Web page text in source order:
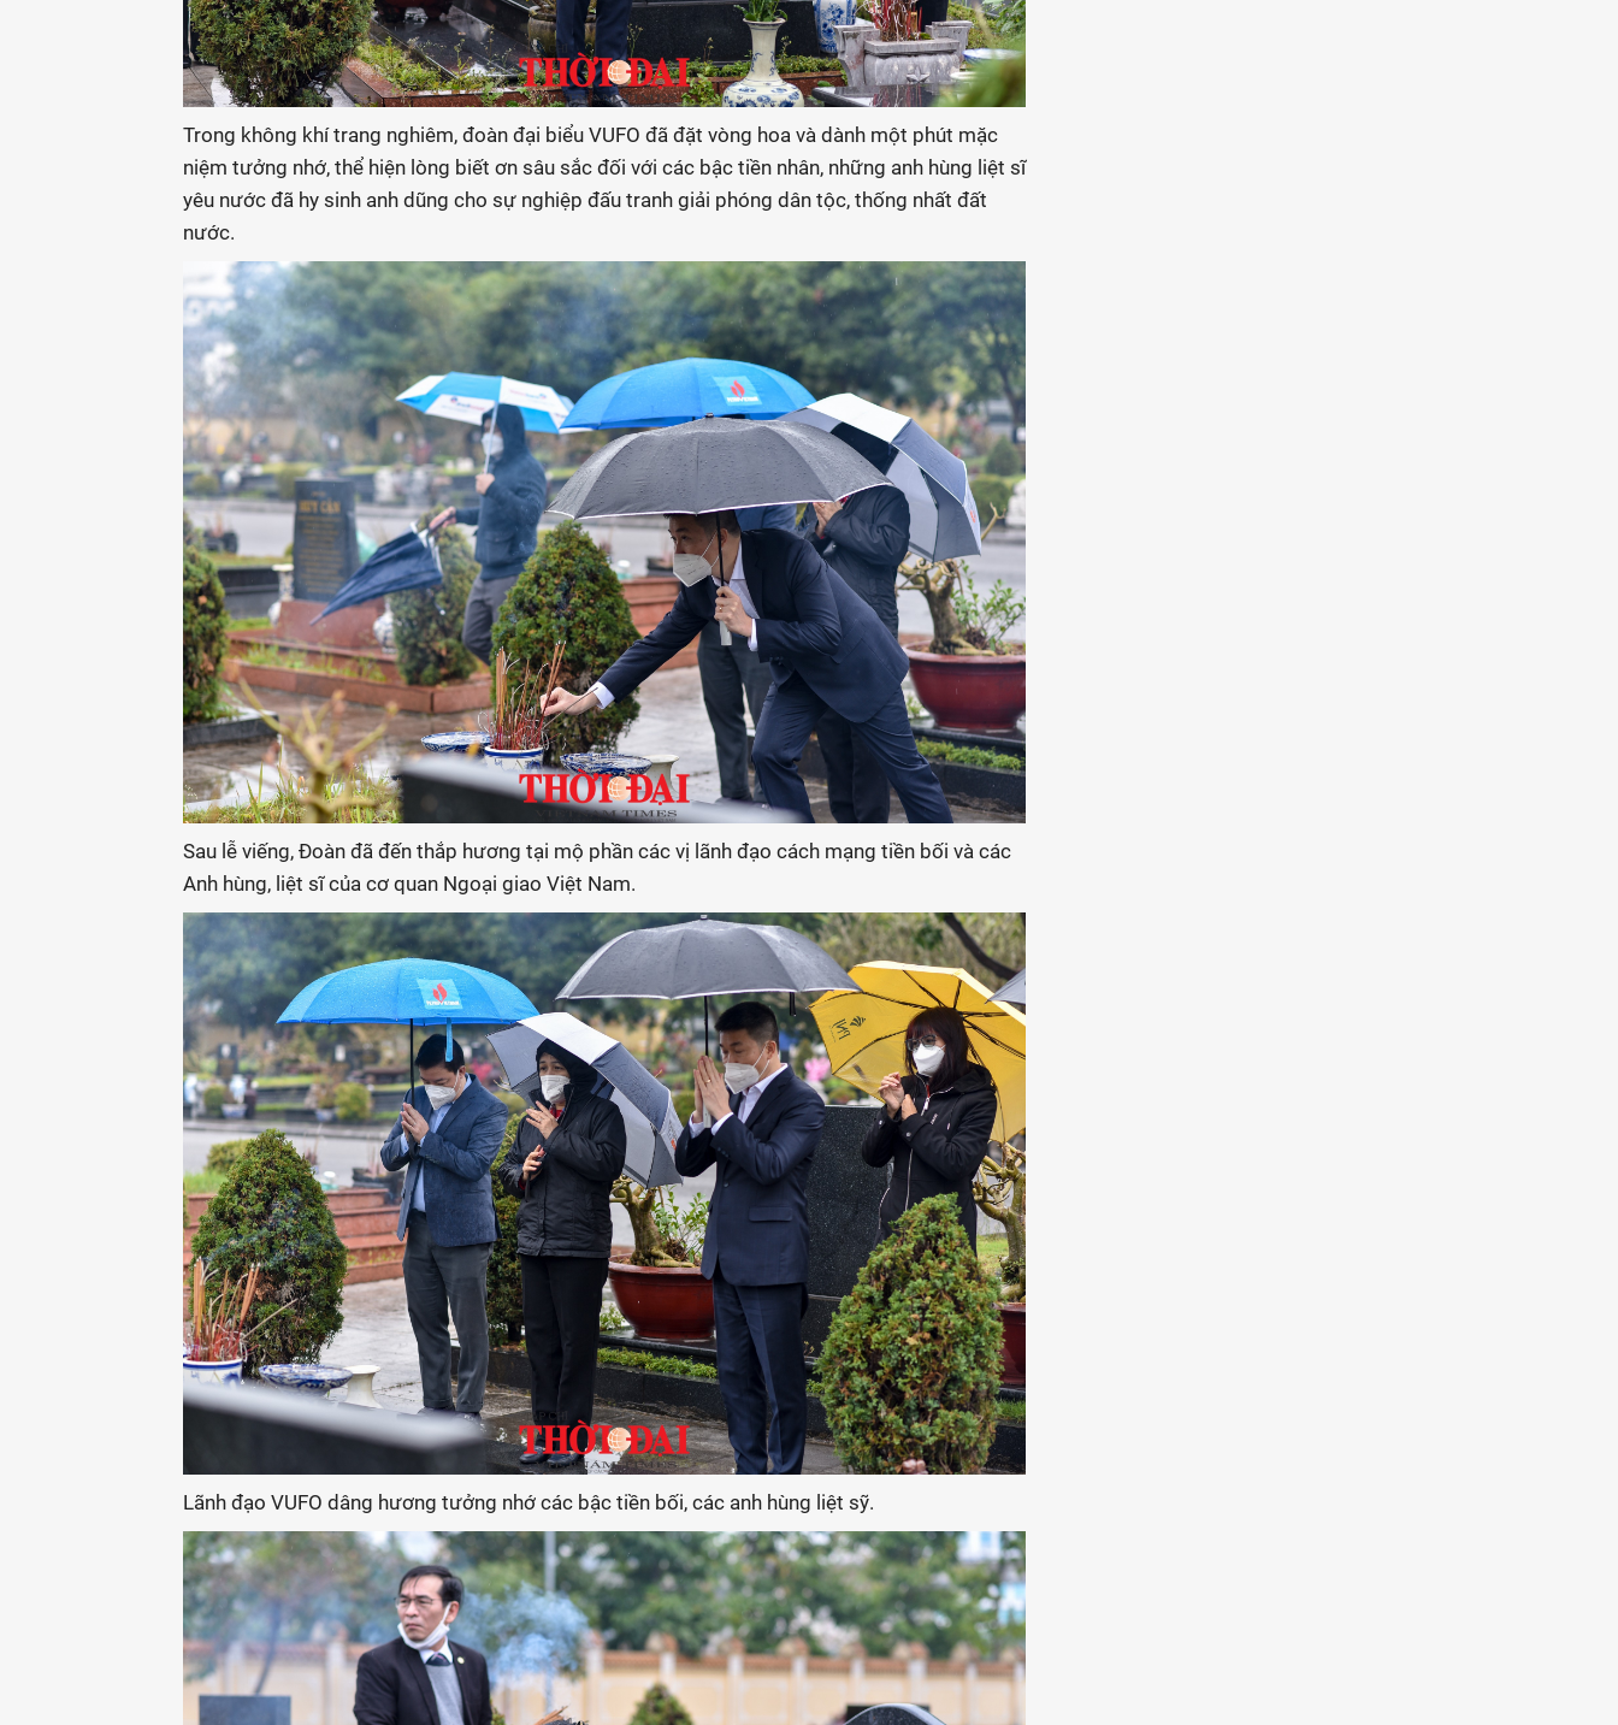
Trong không khí trang nghiêm, đoàn đại biểu VUFO đã đặt vòng hoa và dành một phút mặc
niệm tưởng nhớ, thể hiện lòng biết ơn sâu sắc đối với các bậc tiền nhân, những anh hùng liệt sĩ
yêu nước đã hy sinh anh dũng cho sự nghiệp đấu tranh giải phóng dân tộc, thống nhất đất
nước.
Sau lễ viếng, Đoàn đã đến thắp hương tại mộ phần các vị lãnh đạo cách mạng tiền bối và các
Anh hùng, liệt sĩ của cơ quan Ngoại giao Việt Nam.
Lãnh đạo VUFO dâng hương tưởng nhớ các bậc tiền bối, các anh hùng liệt sỹ.